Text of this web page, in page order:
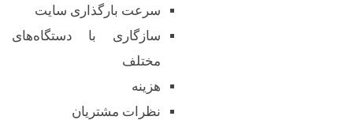
سرعت بارگذاری سایت
سازگاری با دستگاه‌های
مختلف
هزینه
نظرات مشتریان